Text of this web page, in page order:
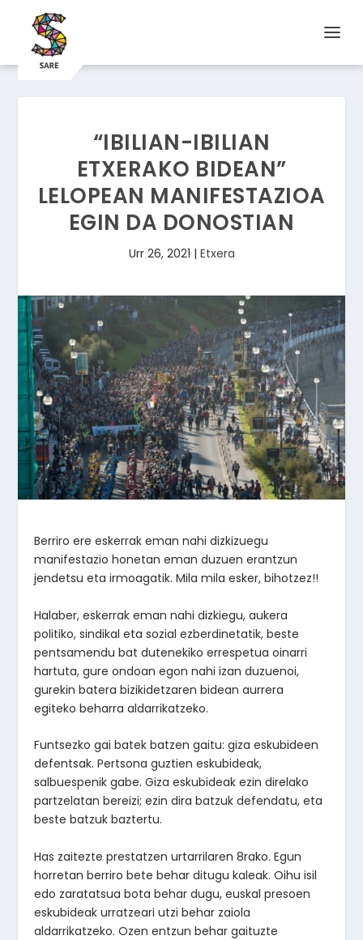
“IBILIAN-IBILIAN
ETXERAKO BIDEAN”
LELOPEAN MANIFESTAZIOA
EGIN DA DONOSTIAN
Urr 26, 2021 | Etxera
Berriro ere eskerrak eman nahi dizkizuegu
manifestazio honetan eman duzuen erantzun
jendetsu eta irmoagatik. Mila mila esker, bihotzez!!
Halaber, eskerrak eman nahi dizkiegu, aukera
politiko, sindikal eta sozial ezberdinetatik, beste
pentsamendu bat dutenekiko errespetua oinarri
hartuta, gure ondoan egon nahi izan duzuenoi,
gurekin batera bizikidetzaren bidean aurrera
egiteko beharra aldarrikatzeko.
Funtsezko gai batek batzen gaitu: giza eskubideen
defentsak. Pertsona guztien eskubideak,
salbuespenik gabe. Giza eskubideak ezin direlako
partzelatan bereizi; ezin dira batzuk defendatu, eta
beste batzuk baztertu.
Has zaitezte prestatzen urtarrilaren 8rako. Egun
horretan berriro bete behar ditugu kaleak. Oihu isil
edo zaratatsua bota behar dugu, euskal presoen
eskubideak urratzeari utzi behar zaiola
aldarrikatzeko. Ozen entzun behar gaituzte